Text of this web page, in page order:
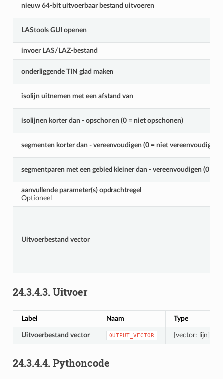
nieuw 64-bit uitvoerbaar bestand uitvoeren
LAStools GUI openen
invoer LAS/LAZ-bestand
onderliggende TIN glad maken
isolijn uitnemen met een afstand van
isolijnen korter dan - opschonen (0 = niet opschonen)
segmenten korter dan - vereenvoudigen (0 = niet vereenvoudigen)
segmentparen met een gebied kleiner dan - vereenvoudigen (0 =
aanvullende parameter(s) opdrachtregel
Optioneel
Uitvoerbestand vector
24.3.4.3. Uitvoer
Label Naam Type
Uitvoerbestand vector OUTPUT_VECTOR [vector: lijn]
24.3.4.4. Pythoncode